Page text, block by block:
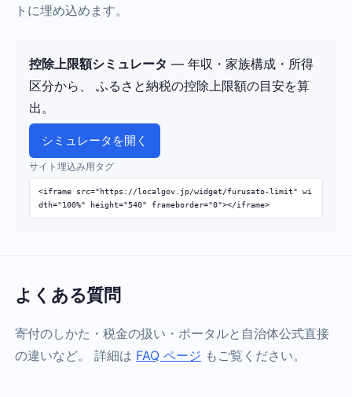
トに埋め込めます。
控除上限額シミュレータ — 年収・家族構成・所得
区分から、 ふるさと納税の控除上限額の目安を算
出。
シミュレータを開く
サイト埋込み用タグ
<iframe src="https://localgov.jp/widget/furusato-limit" wi
dth="100%" height="540" frameborder="0"></iframe>
よくある質問
寄付のしかた・税金の扱い・ポータルと自治体公式直接
の違いなど。 詳細は FAQ ページ もご覧ください。